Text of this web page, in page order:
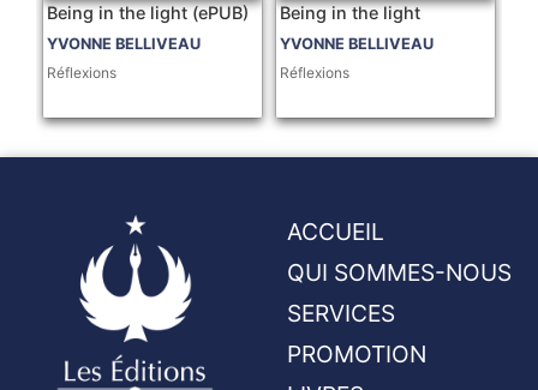
Being in the light (ePUB)
YVONNE BELLIVEAU
Réflexions
Being in the light
YVONNE BELLIVEAU
Réflexions
ACCUEIL
QUI SOMMES-NOUS
SERVICES
PROMOTION